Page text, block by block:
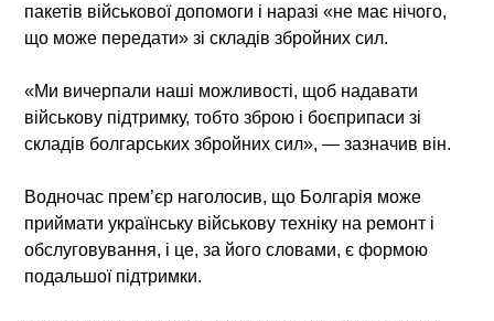
пакетів військової допомоги і наразі «не має нічого,
що може передати» зі складів збройних сил.
«Ми вичерпали наші можливості, щоб надавати
військову підтримку, тобто зброю і боєприпаси зі
складів болгарських збройних сил», — зазначив він.
Водночас прем’єр наголосив, що Болгарія може
приймати українську військову техніку на ремонт і
обслуговування, і це, за його словами, є формою
подальшої підтримки.